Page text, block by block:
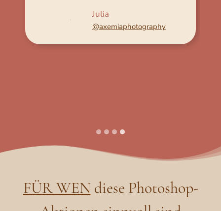
Julia
@axemiaphotography
FÜR WENdiese Photoshop-